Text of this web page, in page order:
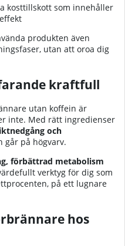
kosttillskott som innehåller
produkten även
utan att oroa dig
kraftfull
utan koffein är
inte. Med rätt ingredienser
och
går på högvarv.
förbättrad metabolism
verktyg för dig som
på ett lugnare
hos